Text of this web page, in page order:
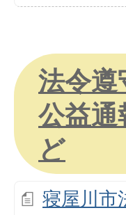
法令遵
公益通
ど
寝屋川市